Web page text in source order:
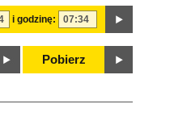
i godzinę:
Pobierz